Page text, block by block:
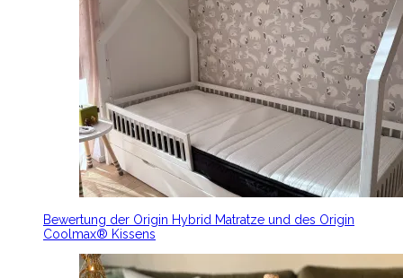
Bewertung der Origin Hybrid Matratze und des Origin
Coolmax® Kissens